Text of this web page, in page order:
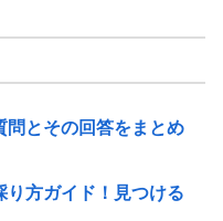
問とその回答をまとめ
り方ガイド！見つける